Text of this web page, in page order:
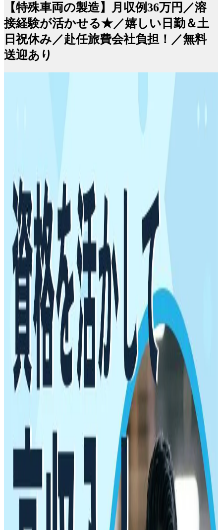
【特殊車両の製造】月収例36万円／溶
接経験が活かせる★／嬉しい日勤＆土
日祝休み／赴任旅費会社負担！／無料
送迎あり